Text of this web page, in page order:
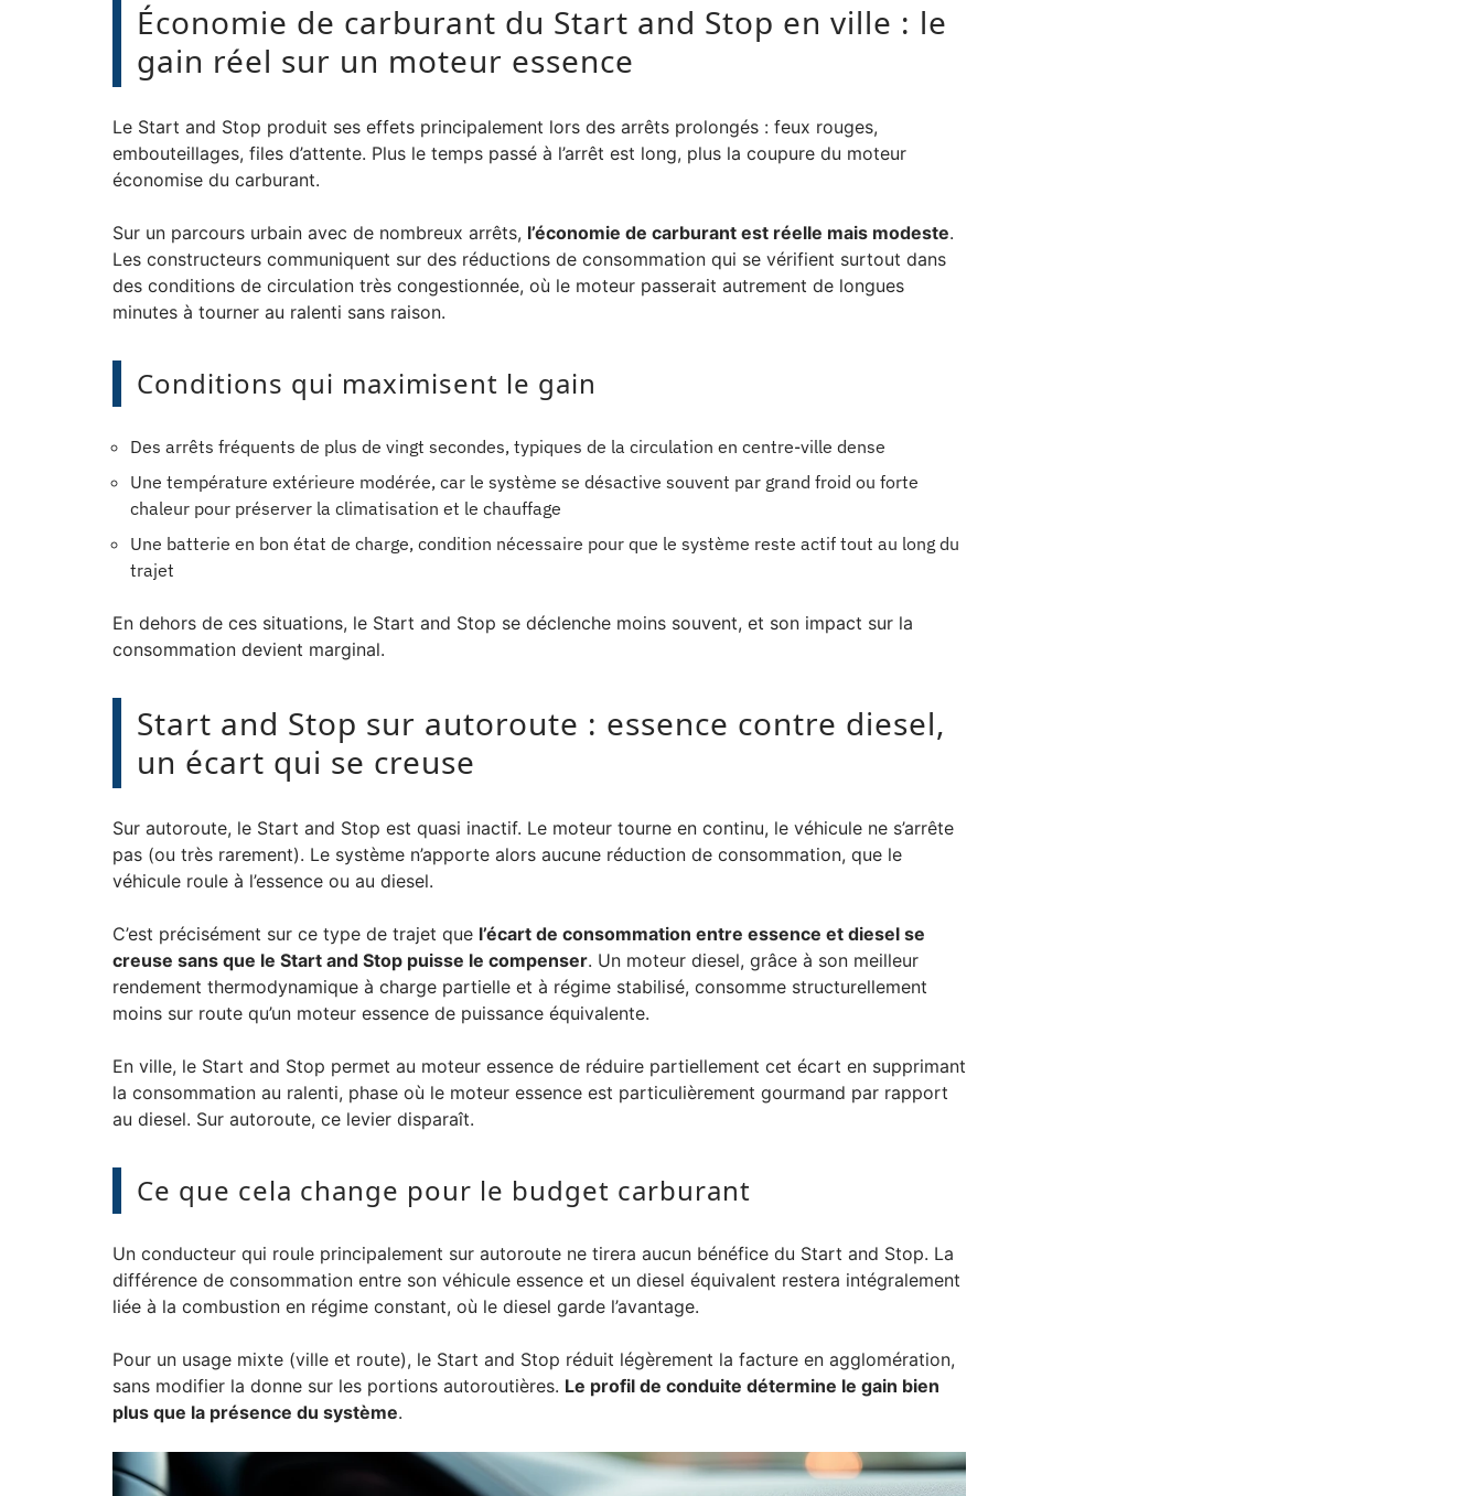
Économie de carburant du Start and Stop en ville : le
gain réel sur un moteur essence
Le Start and Stop produit ses effets principalement lors des arrêts prolongés : feux rouges,
embouteillages, files d’attente. Plus le temps passé à l’arrêt est long, plus la coupure du moteur
économise du carburant.
Sur un parcours urbain avec de nombreux arrêts, l’économie de carburant est réelle mais modeste.
Les constructeurs communiquent sur des réductions de consommation qui se vérifient surtout dans
des conditions de circulation très congestionnée, où le moteur passerait autrement de longues
minutes à tourner au ralenti sans raison.
Conditions qui maximisent le gain
Des arrêts fréquents de plus de vingt secondes, typiques de la circulation en centre-ville dense
Une température extérieure modérée, car le système se désactive souvent par grand froid ou forte
chaleur pour préserver la climatisation et le chauffage
Une batterie en bon état de charge, condition nécessaire pour que le système reste actif tout au long du
trajet
En dehors de ces situations, le Start and Stop se déclenche moins souvent, et son impact sur la
consommation devient marginal.
Start and Stop sur autoroute : essence contre diesel,
un écart qui se creuse
Sur autoroute, le Start and Stop est quasi inactif. Le moteur tourne en continu, le véhicule ne s’arrête
pas (ou très rarement). Le système n’apporte alors aucune réduction de consommation, que le
véhicule roule à l’essence ou au diesel.
C’est précisément sur ce type de trajet que l’écart de consommation entre essence et diesel se
creuse sans que le Start and Stop puisse le compenser. Un moteur diesel, grâce à son meilleur
rendement thermodynamique à charge partielle et à régime stabilisé, consomme structurellement
moins sur route qu’un moteur essence de puissance équivalente.
En ville, le Start and Stop permet au moteur essence de réduire partiellement cet écart en supprimant
la consommation au ralenti, phase où le moteur essence est particulièrement gourmand par rapport
au diesel. Sur autoroute, ce levier disparaît.
Ce que cela change pour le budget carburant
Un conducteur qui roule principalement sur autoroute ne tirera aucun bénéfice du Start and Stop. La
différence de consommation entre son véhicule essence et un diesel équivalent restera intégralement
liée à la combustion en régime constant, où le diesel garde l’avantage.
Pour un usage mixte (ville et route), le Start and Stop réduit légèrement la facture en agglomération,
sans modifier la donne sur les portions autoroutières. Le profil de conduite détermine le gain bien
plus que la présence du système.